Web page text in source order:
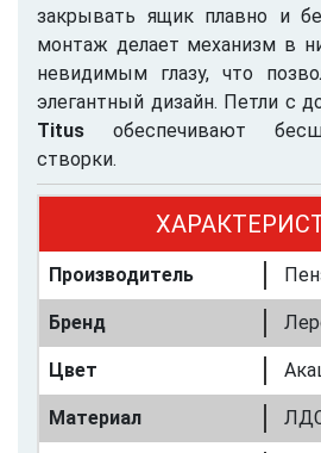
закрывать ящик плавно и
монтаж делает механизм в
невидимым глазу, что
элегантный дизайн. Петли с
Titus обеспечивают
створки.
Производитель
Бренд
Цвет
Материал